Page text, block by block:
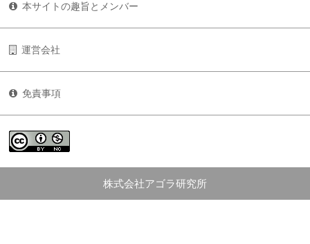
本サイトの趣旨とメンバー
運営会社
免責事項
株式会社アゴラ研究所